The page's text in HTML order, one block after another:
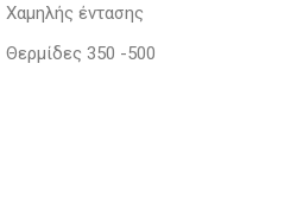
Χαμηλής έντασης
Θερμίδες 350 -500